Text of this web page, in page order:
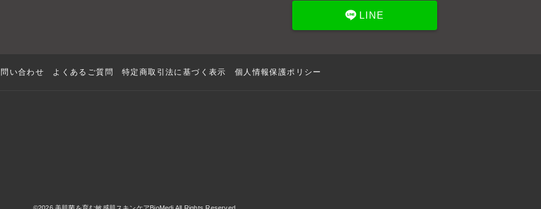
LINE
い合わせ よくあるご質問 特定商取引法に基づく表示 個人情報保護ポリシー